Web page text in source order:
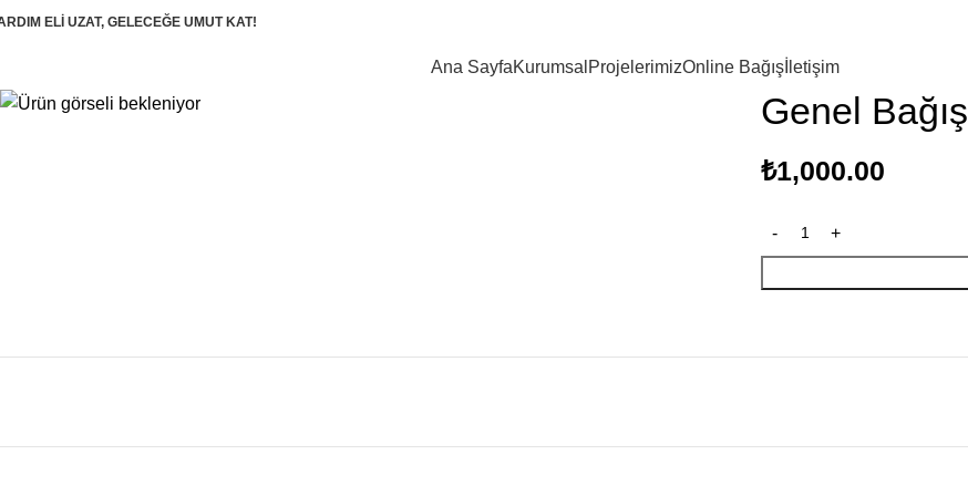
ELİ UZAT, GELECEĞE UMUT KAT!
Ana SayfaKurumsal ProjelerimizOnline Bağış İletişim
Genel Bağış
₺1,000.00